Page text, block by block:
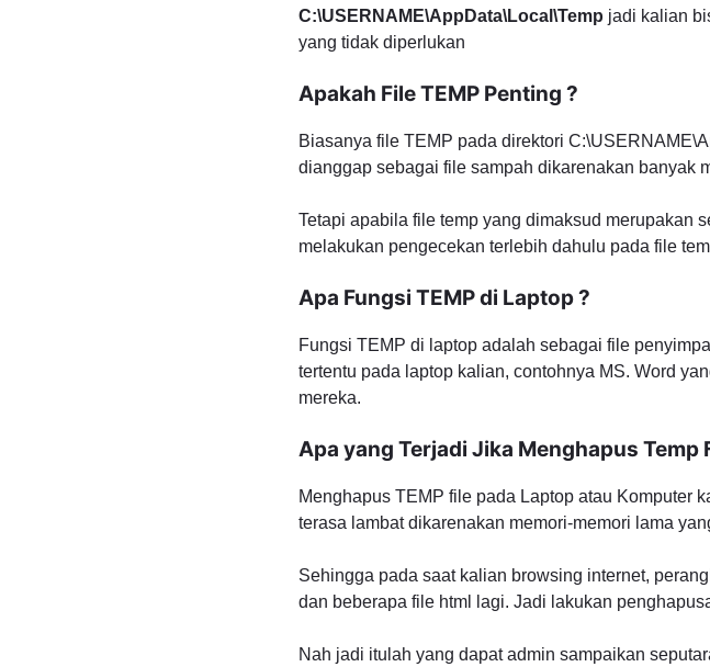
C:\USERNAME\AppData\Local\Temp jadi kalian
yang tidak diperlukan
Apakah File TEMP Penting ?
Biasanya file TEMP pada direktori
dianggap sebagai file sampah dikarenakan banyak
Tetapi apabila file temp yang dimaksud merupakan
melakukan pengecekan terlebih dahulu pada file
Apa Fungsi TEMP di Laptop ?
Fungsi TEMP di laptop adalah sebagai file
tertentu pada laptop kalian, contohnya MS. Word
mereka.
Apa yang Terjadi Jika Menghapus Temp
Menghapus TEMP file pada Laptop atau Komputer
terasa lambat dikarenakan memori-memori lama
Sehingga pada saat kalian browsing internet,
dan beberapa file html lagi. Jadi lakukan
Nah jadi itulah yang dapat admin sampaikan